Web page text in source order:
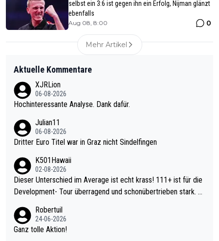
selbst ein 3:6 ist gegen ihn ein Erfolg, Nijman glänzt
ebenfalls
Aug 08, 8:00 0
Mehr Artikel
Aktuelle Kommentare
XJRLion
06-08-2026
Hochinteressante Analyse. Dank dafür.
Julian11
06-08-2026
Dritter Euro Titel war in Graz nicht Sindelfingen
K501Hawaii
02-08-2026
Dieser Unterschied im Average ist echt krass! 111+ ist für die
Development- Tour überragend und schonübertrieben stark. U
mal 40+ erst recht. Da gewinnst keinen Blumentopf - ist ja noc
h krasser wie ein Pokalspiel eines Kreisligisten vs einem Bund
Robertuil
24-06-2026
Ganz tolle Aktion!